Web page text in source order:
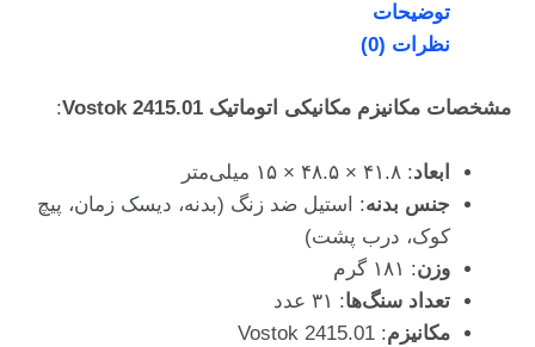
توضیحات
نظرات (0)
مشخصات مکانیزم مکانیکی اتوماتیک Vostok 2415.01 :
ابعاد: ۴۱.۸ × ۴۸.۵ × ۱۵ میلی‌متر
جنس بدنه: استیل ضد زنگ (بدنه، دیسک زمان، پیچ
کوک، درب پشت)
وزن: ۱۸۱ گرم
تعداد سنگ‌ها: ۳۱ عدد
مکانیزم: Vostok 2415.01